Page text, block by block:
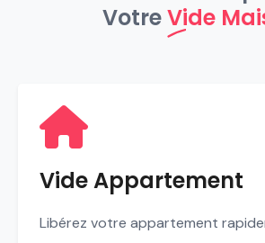
VotreVide
Vide Appartement
Libérez votre appartement